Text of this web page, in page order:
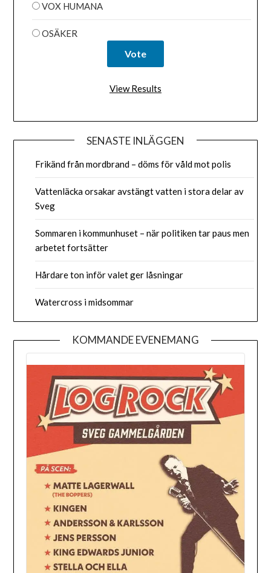
VOX HUMANA
OSÄKER
View Results
SENASTE INLÄGGEN
Frikänd från mordbrand – döms för våld mot polis
Vattenläcka orsakar avstängt vatten i stora delar av
Sveg
Sommaren i kommunhuset – när politiken tar paus men
arbetet fortsätter
Hårdare ton inför valet ger låsningar
Watercross i midsommar
KOMMANDE EVENEMANG